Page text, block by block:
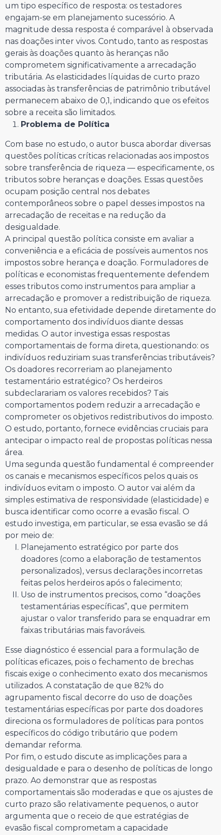
um tipo específico de resposta: os testadores
engajam-se em planejamento sucessório. A
magnitude dessa resposta é comparável à observada
nas doações inter vivos. Contudo, tanto as respostas
gerais às doações quanto às heranças não
comprometem significativamente a arrecadação
tributária. As elasticidades líquidas de curto prazo
associadas às transferências de patrimônio tributável
permanecem abaixo de 0,1, indicando que os efeitos
sobre a receita são limitados.
Problema de Política
Com base no estudo, o autor busca abordar diversas
questões políticas críticas relacionadas aos impostos
sobre transferência de riqueza — especificamente, os
tributos sobre heranças e doações. Essas questões
ocupam posição central nos debates
contemporâneos sobre o papel desses impostos na
arrecadação de receitas e na redução da
desigualdade.
A principal questão política consiste em avaliar a
conveniência e a eficácia de possíveis aumentos nos
impostos sobre herança e doação. Formuladores de
políticas e economistas frequentemente defendem
esses tributos como instrumentos para ampliar a
arrecadação e promover a redistribuição de riqueza.
No entanto, sua efetividade depende diretamente do
comportamento dos indivíduos diante dessas
medidas. O autor investiga essas respostas
comportamentais de forma direta, questionando: os
indivíduos reduziriam suas transferências tributáveis?
Os doadores recorreriam ao planejamento
testamentário estratégico? Os herdeiros
subdeclarariam os valores recebidos? Tais
comportamentos podem reduzir a arrecadação e
comprometer os objetivos redistributivos do imposto.
O estudo, portanto, fornece evidências cruciais para
antecipar o impacto real de propostas políticas nessa
área.
Uma segunda questão fundamental é compreender
os canais e mecanismos específicos pelos quais os
indivíduos evitam o imposto. O autor vai além da
simples estimativa de responsividade (elasticidade) e
busca identificar como ocorre a evasão fiscal. O
estudo investiga, em particular, se essa evasão se dá
por meio de:
Planejamento estratégico por parte dos
doadores (como a elaboração de testamentos
personalizados), versus declarações incorretas
feitas pelos herdeiros após o falecimento;
Uso de instrumentos precisos, como “doações
testamentárias específicas”, que permitem
ajustar o valor transferido para se enquadrar em
faixas tributárias mais favoráveis.
Esse diagnóstico é essencial para a formulação de
políticas eficazes, pois o fechamento de brechas
fiscais exige o conhecimento exato dos mecanismos
utilizados. A constatação de que 82% do
agrupamento fiscal decorre do uso de doações
testamentárias específicas por parte dos doadores
direciona os formuladores de políticas para pontos
específicos do código tributário que podem
demandar reforma.
Por fim, o estudo discute as implicações para a
desigualdade e para o desenho de políticas de longo
prazo. Ao demonstrar que as respostas
comportamentais são moderadas e que os ajustes de
curto prazo são relativamente pequenos, o autor
argumenta que o receio de que estratégias de
evasão fiscal comprometam a capacidade